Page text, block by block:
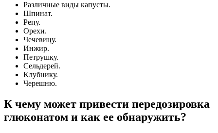
Различные виды капусты.
Шпинат.
Репу.
Орехи.
Чечевицу.
Инжир.
Петрушку.
Сельдерей.
Клубнику.
Черешню.
К чему может привести передозировка
глюконатом и как ее обнаружить?